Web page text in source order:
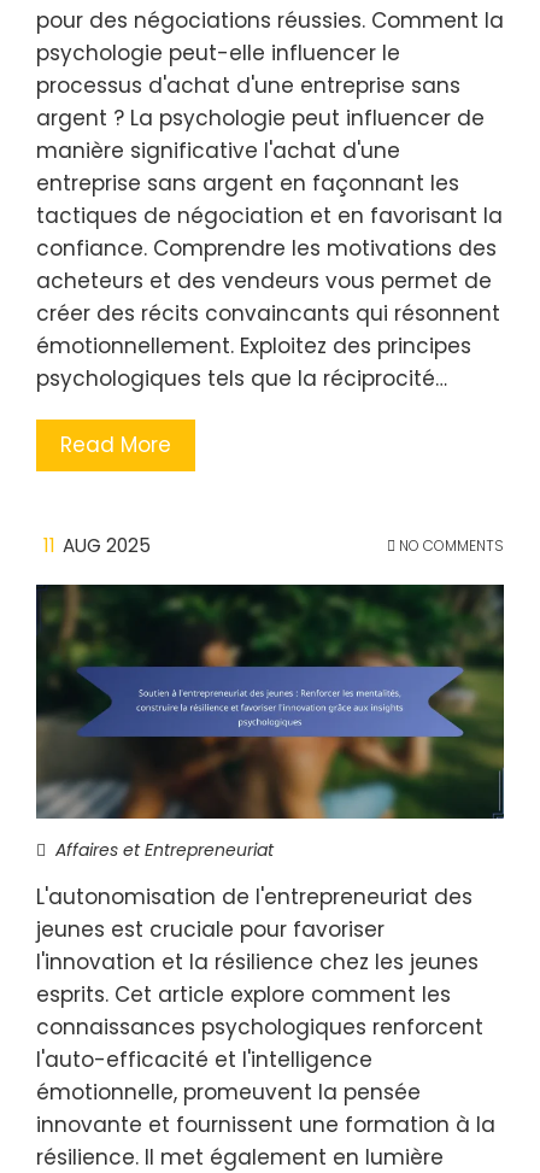
pour des négociations réussies. Comment la
psychologie peut-elle influencer le
processus d'achat d'une entreprise sans
argent ? La psychologie peut influencer de
manière significative l'achat d'une
entreprise sans argent en façonnant les
tactiques de négociation et en favorisant la
confiance. Comprendre les motivations des
acheteurs et des vendeurs vous permet de
créer des récits convaincants qui résonnent
émotionnellement. Exploitez des principes
psychologiques tels que la réciprocité…
Read More
11 AUG 2025 NO COMMENTS
Affaires et Entrepreneuriat
L'autonomisation de l'entrepreneuriat des
jeunes est cruciale pour favoriser
l'innovation et la résilience chez les jeunes
esprits. Cet article explore comment les
connaissances psychologiques renforcent
l'auto-efficacité et l'intelligence
émotionnelle, promeuvent la pensée
innovante et fournissent une formation à la
résilience. Il met également en lumière